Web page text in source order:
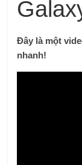
Đây là một
nhanh!